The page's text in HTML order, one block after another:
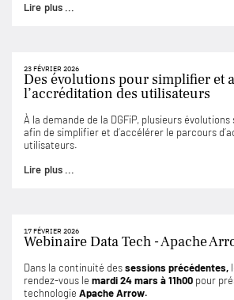
Lire plus ...
23 FÉVRIER 2026
Des évolutions pour simplifier et
l’accréditation des utilisateurs
À la demande de la DGFiP, plusieurs
afin de simplifier et d’accélérer le parcours
utilisateurs.
Lire plus ...
17 FÉVRIER 2026
Webinaire Data Tech - Apache
Dans la continuité dessessions précédentes,
rendez-vous le mardi 24 mars à 11h00 pour
technologie Apache Arrow.